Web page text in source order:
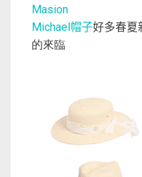
Masion
Michael帽子好多春夏
的來臨